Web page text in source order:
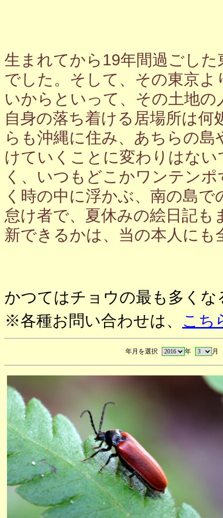
生まれてから19年間過ごし
でした。そして、その東京
いからといって、その土地
自身の落ち着ける居場所は
らも沖縄に住み、あちらの
けていくことに変わりはな
く、いつもどこかワンテン
く時の中に浮かぶ、南の島
怠け者で、夏休みの絵日記
新できるかは、当の本人に
かつてはチョウの最も多く
※各種お問い合わせは、 こち
年月を選択 年 月